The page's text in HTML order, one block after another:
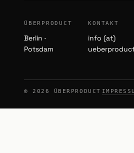
ÜBERPRODUCT
Berlin ·
Potsdam
KONTAKT
info (at)
© 2026 ÜBERPRODUCT